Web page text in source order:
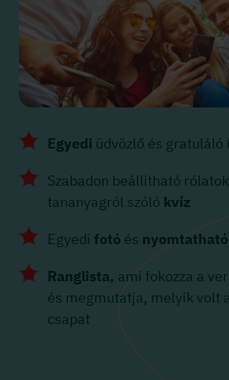
Egyedi üdvözlő és gratuláló
Szabadon beállítható
tananyagról szóló kvíz
Egyedi fotó és
Ranglista, ami fokozza a
és megmutatja, melyik volt
csapat